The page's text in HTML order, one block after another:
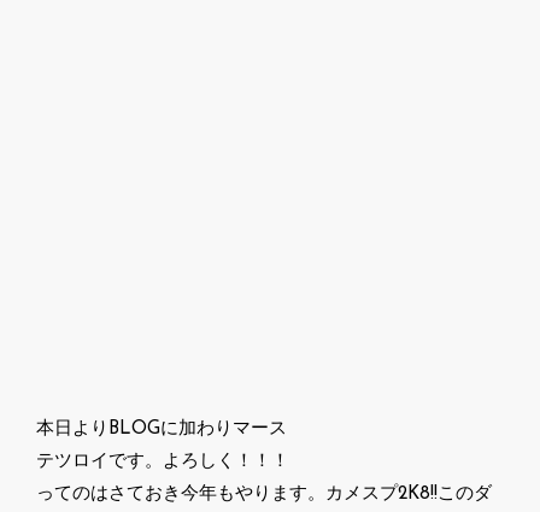
本日よりBLOGに加わりマース
テツロイです。よろしく！！！
ってのはさておき今年もやります。カメスプ2K8!!このダ